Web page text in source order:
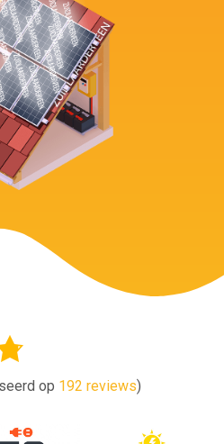
op 192 reviews)